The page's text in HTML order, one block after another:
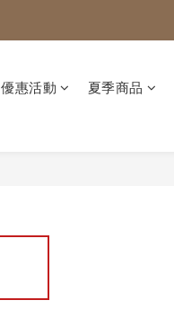
優惠活動 夏季商品